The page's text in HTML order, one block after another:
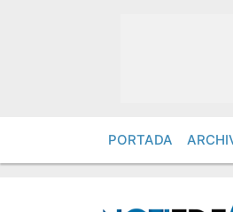
PORTADA